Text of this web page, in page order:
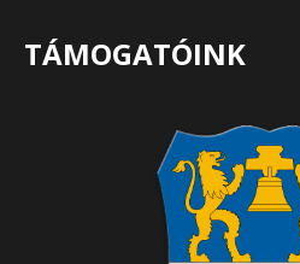
TÁMOGATÓINK